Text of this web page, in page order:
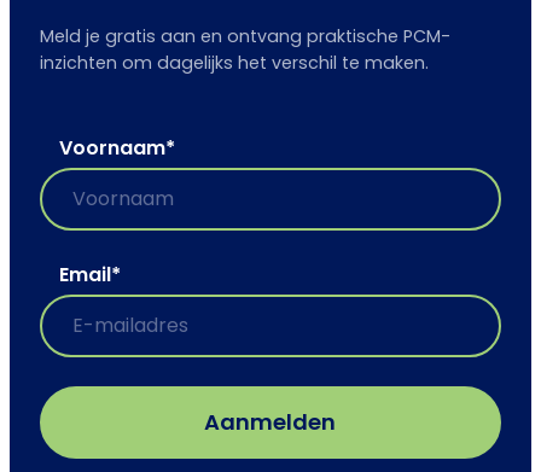
Meld je gratis aan en ontvang praktische PCM-
inzichten om dagelijks het verschil te maken.
Voornaam*
Email*